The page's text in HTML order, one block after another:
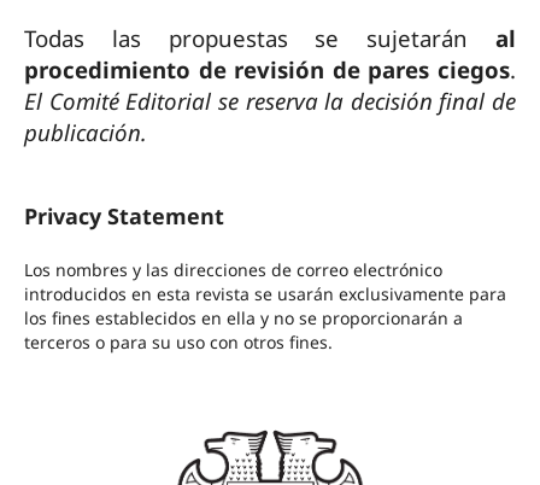
Todas las propuestas se sujetaránal
procedimiento de revisión de pares ciegos.
El Comité Editorial se reserva la decisión final de
publicación.
Privacy Statement
Los nombres y las direcciones de correo electrónico
introducidos en esta revista se usarán exclusivamente para
los fines establecidos en ella y no se proporcionarán a
terceros o para su uso con otros fines.